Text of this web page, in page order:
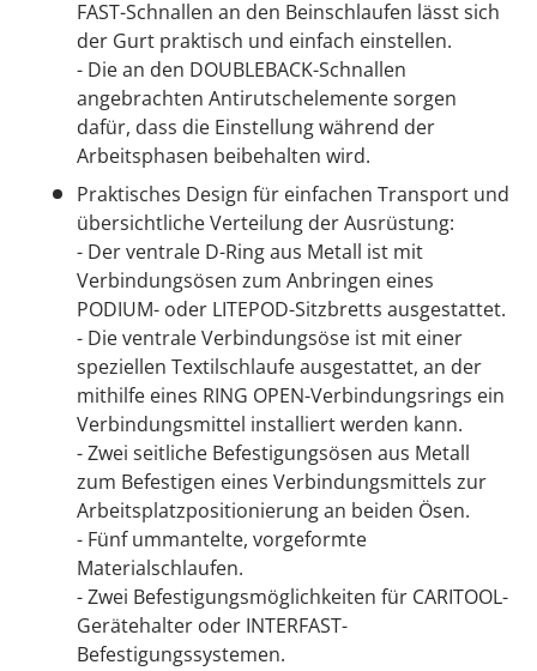
FAST-Schnallen an den Beinschlaufen lässt sich
der Gurt praktisch und einfach einstellen.
- Die an den DOUBLEBACK-Schnallen
angebrachten Antirutschelemente sorgen
dafür, dass die Einstellung während der
Arbeitsphasen beibehalten wird.
Praktisches Design für einfachen Transport und
übersichtliche Verteilung der Ausrüstung:
- Der ventrale D-Ring aus Metall ist mit
Verbindungsösen zum Anbringen eines
PODIUM- oder LITEPOD-Sitzbretts ausgestattet.
- Die ventrale Verbindungsöse ist mit einer
speziellen Textilschlaufe ausgestattet, an der
mithilfe eines RING OPEN-Verbindungsrings ein
Verbindungsmittel installiert werden kann.
- Zwei seitliche Befestigungsösen aus Metall
zum Befestigen eines Verbindungsmittels zur
Arbeitsplatzpositionierung an beiden Ösen.
- Fünf ummantelte, vorgeformte
Materialschlaufen.
- Zwei Befestigungsmöglichkeiten für CARITOOL-
Gerätehalter oder INTERFAST-
Befestigungssystemen.